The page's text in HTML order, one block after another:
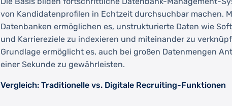
von Kandidatenprofilen in Echtzeit durchsuchbar machen.
Datenbanken ermöglichen es, unstrukturierte Daten wie
und Karriereziele zu indexieren und miteinander zu
Grundlage ermöglicht es, auch bei großen Datenmengen
einer Sekunde zu gewährleisten.
Vergleich: Traditionelle vs. Digitale Recruiting-Funktionen